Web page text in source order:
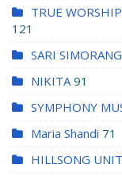
TRUE
121
SARI
NIKITA 91
SYMPHONY
Maria Shandi 71
HILLSONG